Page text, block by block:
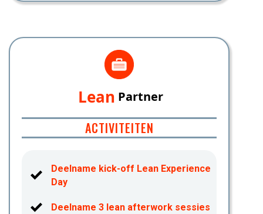
Lean Partner
ACTIVITEITEN
Deelname kick-off Lean Experience
Day
Deelname 3 lean afterwork sessies